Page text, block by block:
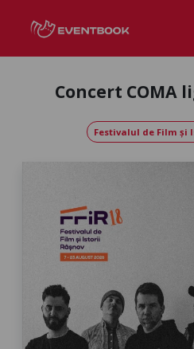
Concert COMA
Festivalul de Film și